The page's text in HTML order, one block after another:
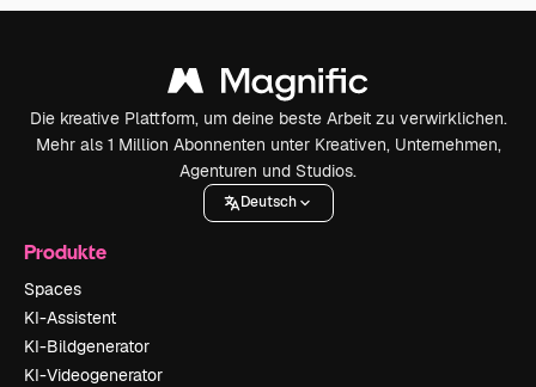
Die kreative Plattform, um deine beste Arbeit zu verwirklichen.
Mehr als 1 Million Abonnenten unter Kreativen, Unternehmen,
Agenturen und Studios.
Deutsch
Produkte
Spaces
KI-Assistent
KI-Bildgenerator
KI-Videogenerator